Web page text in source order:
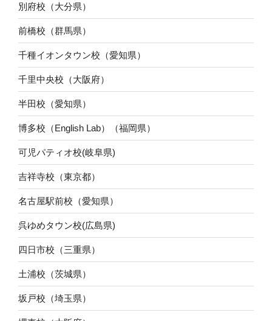
別府校（大分県）
前橋校（群馬県）
千種イオンタウン校（愛知県）
千里中央校（大阪府）
半田校（愛知県）
博多校（English Lab）（福岡県）
可児パティオ校(岐阜県)
吉祥寺校（東京都）
名古屋駅前校（愛知県）
呉ゆめタウン校(広島県)
四日市校（三重県）
土浦校（茨城県）
坂戸校（埼玉県）